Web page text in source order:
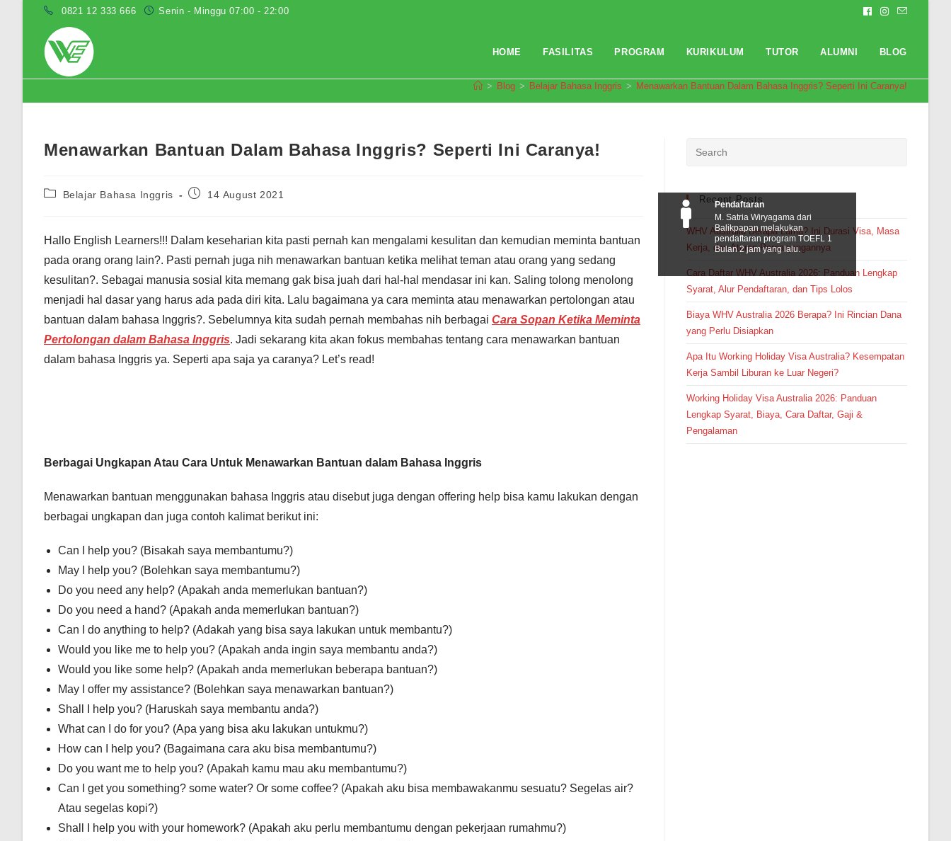
0821 12 333 666 Senin - Minggu 07:00 - 22:00
HOME FASILITAS PROGRAM KURIKULUM TUTOR ALUMNI BLOG
> Blog > Belajar Bahasa Inggris > Menawarkan Bantuan Dalam Bahasa Inggris? Seperti Ini Caranya!
Menawarkan Bantuan Dalam Bahasa Inggris? Seperti Ini Caranya!
PostBelajar Bahasa Inggris
Post14 August 2021
Hallo English Learners!!! Dalam keseharian kita pasti pernah kan mengalami kesulitan dan kemudian meminta bantuan
pada orang orang lain?. Pasti pernah juga nih menawarkan bantuan ketika melihat teman atau orang yang sedang
kesulitan?. Sebagai manusia sosial kita memang gak bisa juah dari hal-hal mendasar ini kan. Saling tolong menolong
menjadi hal dasar yang harus ada pada diri kita. Lalu bagaimana ya cara meminta atau menawarkan pertolongan atau
bantuan dalam bahasa Inggris?. Sebelumnya kita sudah pernah membahas nih berbagai Cara Sopan Ketika Meminta
Pertolongan dalam Bahasa Inggris. Jadi sekarang kita akan fokus membahas tentang cara menawarkan bantuan
dalam bahasa Inggris ya. Seperti apa saja ya caranya? Let’s read!
Berbagai Ungkapan Atau Cara Untuk Menawarkan Bantuan dalam Bahasa Inggris
Menawarkan bantuan menggunakan bahasa Inggris atau disebut juga dengan offering help bisa kamu lakukan dengan
berbagai ungkapan dan juga contoh kalimat berikut ini:
Can I help you? (Bisakah saya membantumu?)
May I help you? (Bolehkan saya membantumu?)
Do you need any help? (Apakah anda memerlukan bantuan?)
Do you need a hand? (Apakah anda memerlukan bantuan?)
Can I do anything to help? (Adakah yang bisa saya lakukan untuk membantu?)
Would you like me to help you? (Apakah anda ingin saya membantu anda?)
Would you like some help? (Apakah anda memerlukan beberapa bantuan?)
May I offer my assistance? (Bolehkan saya menawarkan bantuan?)
Shall I help you? (Haruskah saya membantu anda?)
What can I do for you? (Apa yang bisa aku lakukan untukmu?)
How can I help you? (Bagaimana cara aku bisa membantumu?)
Do you want me to help you? (Apakah kamu mau aku membantumu?)
Can I get you something? some water? Or some coffee? (Apakah aku bisa membawakanmu sesuatu? Segelas air?
Atau segelas kopi?)
Shall I help you with your homework? (Apakah aku perlu membantumu dengan pekerjaan rumahmu?)
Recent Posts
WHV Australia Berapa Lama? Ini Durasi Visa, Masa
Kerja, dan Aturan Perpanjangannya
Cara Daftar WHV Australia 2026: Panduan Lengkap
Syarat, Alur Pendaftaran, dan Tips Lolos
Biaya WHV Australia 2026 Berapa? Ini Rincian Dana
yang Perlu Disiapkan
Apa Itu Working Holiday Visa Australia? Kesempatan
Kerja Sambil Liburan ke Luar Negeri?
Working Holiday Visa Australia 2026: Panduan
Lengkap Syarat, Biaya, Cara Daftar, Gaji &
Pengalaman
Pendaftaran
M. Satria Wiryagama dari
Balikpapan melakukan
pendaftaran program TOEFL 1
Bulan 2 jam yang lalu.